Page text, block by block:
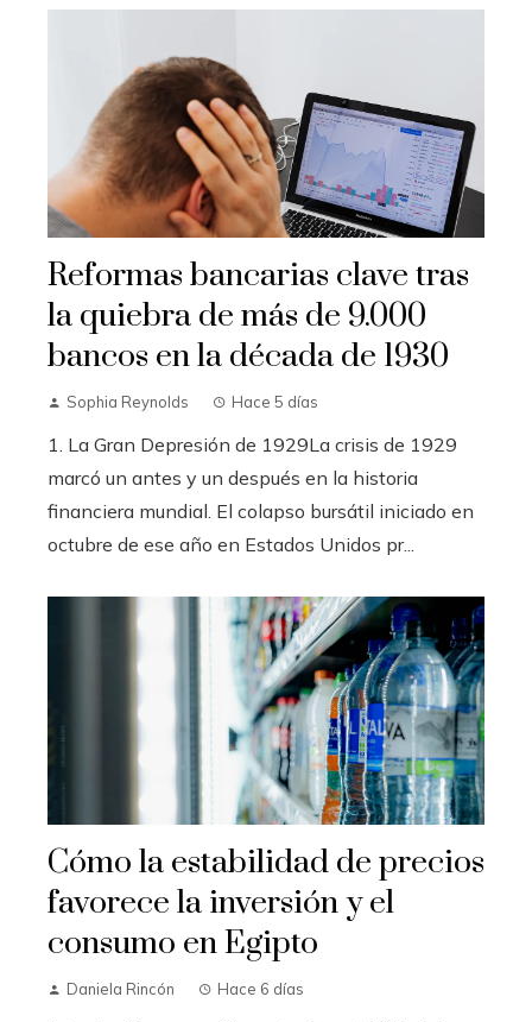
Reformas bancarias clave tras
la quiebra de más de 9.000
bancos en la década de 1930
Sophia Reynolds Hace 5 días
1. La Gran Depresión de 1929La crisis de 1929
marcó un antes y un después en la historia
financiera mundial. El colapso bursátil iniciado en
octubre de ese año en Estados Unidos pr...
Cómo la estabilidad de precios
favorece la inversión y el
consumo en Egipto
Daniela Rincón Hace 6 días